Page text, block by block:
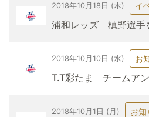
2018年10月18日 (木) イ
浦和レッズ 槙野選手
2018年10月10日 (水) お
T.T彩たま チームアン
2018年10月1日 (月) お知